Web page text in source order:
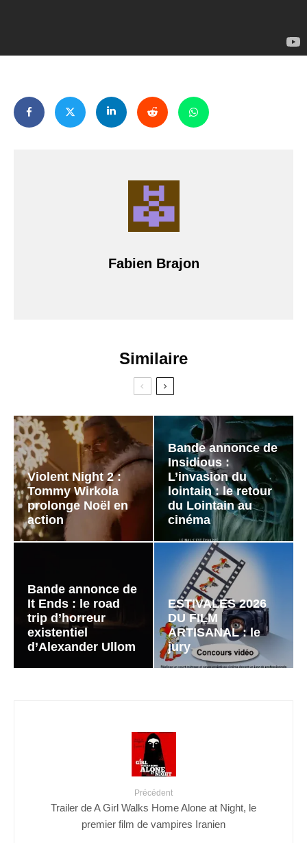
Fabien Brajon
Similaire
Violent Night 2 :
Tommy Wirkola
prolonge Noël en
action
Bande annonce de
Insidious :
L’invasion du
lointain : le retour
du Lointain au
cinéma
Bande annonce de
It Ends : le road
trip d’horreur
existentiel
d’Alexander Ullom
ESTIVALES 2026
DU FILM
ARTISANAL : le
jury
Précédent
Trailer de A Girl Walks Home Alone at Night, le
premier film de vampires Iranien